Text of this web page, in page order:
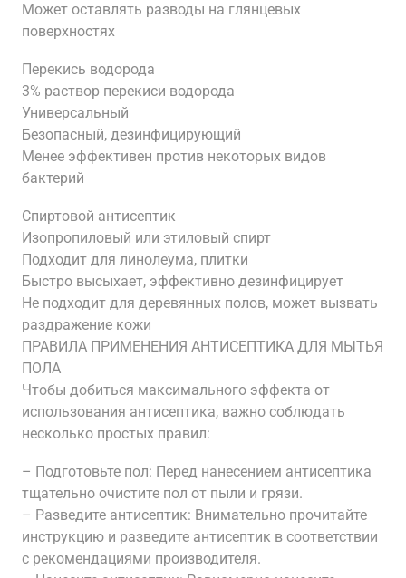
Может оставлять разводы на глянцевых
поверхностях
Перекись водорода
3% раствор перекиси водорода
Универсальный
Безопасный, дезинфицирующий
Менее эффективен против некоторых видов
бактерий
Спиртовой антисептик
Изопропиловый или этиловый спирт
Подходит для линолеума, плитки
Быстро высыхает, эффективно дезинфицирует
Не подходит для деревянных полов, может вызвать
раздражение кожи
ПРАВИЛА ПРИМЕНЕНИЯ АНТИСЕПТИКА ДЛЯ МЫТЬЯ
ПОЛА
Чтобы добиться максимального эффекта от
использования антисептика, важно соблюдать
несколько простых правил:
– Подготовьте пол: Перед нанесением антисептика
тщательно очистите пол от пыли и грязи.
– Разведите антисептик: Внимательно прочитайте
инструкцию и разведите антисептик в соответствии
с рекомендациями производителя.